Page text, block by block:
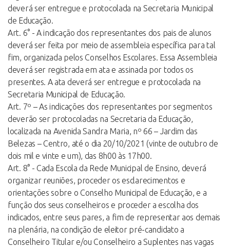
deverá ser entregue e protocolada na Secretaria Municipal
de Educação.
Art. 6° - A indicação dos representantes dos pais de alunos
deverá ser feita por meio de assembleia específica para tal
fim, organizada pelos Conselhos Escolares. Essa Assembleia
deverá ser registrada em ata e assinada por todos os
presentes. A ata deverá ser entregue e protocolada na
Secretaria Municipal de Educação.
Art. 7º – As indicações dos representantes por segmentos
deverão ser protocoladas na Secretaria da Educação,
localizada na Avenida Sandra Maria, nº 66 – Jardim das
Belezas – Centro, até o dia 20/10/2021 (vinte de outubro de
dois mil e vinte e um), das 8h00 às 17h00.
Art. 8° - Cada Escola da Rede Municipal de Ensino, deverá
organizar reuniões, proceder os esclarecimentos e
orientações sobre o Conselho Municipal de Educação, e a
função dos seus conselheiros e proceder a escolha dos
indicados, entre seus pares, a fim de representar aos demais
na plenária, na condição de eleitor pré-candidato a
Conselheiro Titular e/ou Conselheiro a Suplentes nas vagas